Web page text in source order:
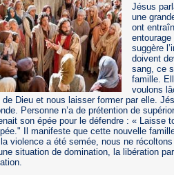
Jésus
une
ont
suggère
doivent
sang, ce
famille.
voulons
de Dieu et nous laisser former par elle.
Personne n’a de prétention de
son épée pour le défendre : « Laisse
Il manifeste que cette nouvelle
la violence a été semée, nous ne
situation de domination, la libération